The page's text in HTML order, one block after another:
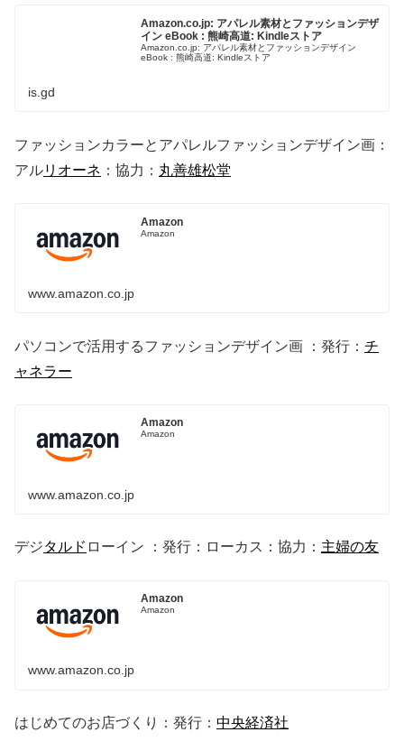
Amazon.co.jp: アパレル素材とファッションデザ
イン eBook : 熊崎高道: Kindleストア
Amazon.co.jp: アパレル素材とファッションデザイン
eBook : 熊崎高道: Kindleストア
is.gd
ファッションカラーとアパレルファッションデザイン画：
アルリオーネ ：協力： 丸善雄松堂
Amazon
Amazon
www.amazon.co.jp
パソコンで活用するファッションデザイン画 ：発行： チ
ャネラー
Amazon
Amazon
www.amazon.co.jp
デジタルド ローイン ：発行：ローカス：協力： 主婦の友
Amazon
Amazon
www.amazon.co.jp
はじめてのお店づくり：発行： 中央経済社